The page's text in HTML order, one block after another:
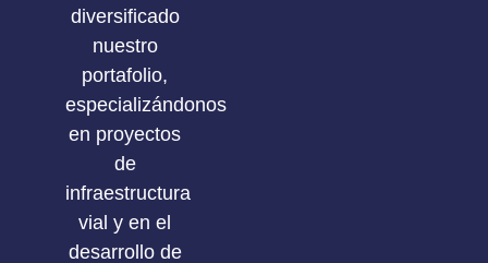
diversificado
nuestro
portafolio,
especializándonos
en proyectos
de
infraestructura
vial y en el
desarrollo de